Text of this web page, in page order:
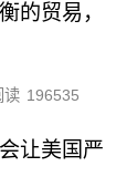
的贸易，
读 196535
让美国严